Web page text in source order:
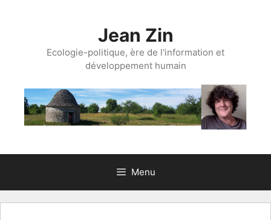
Jean Zin
Ecologie-politique, ère de l'information et
développement humain
Menu